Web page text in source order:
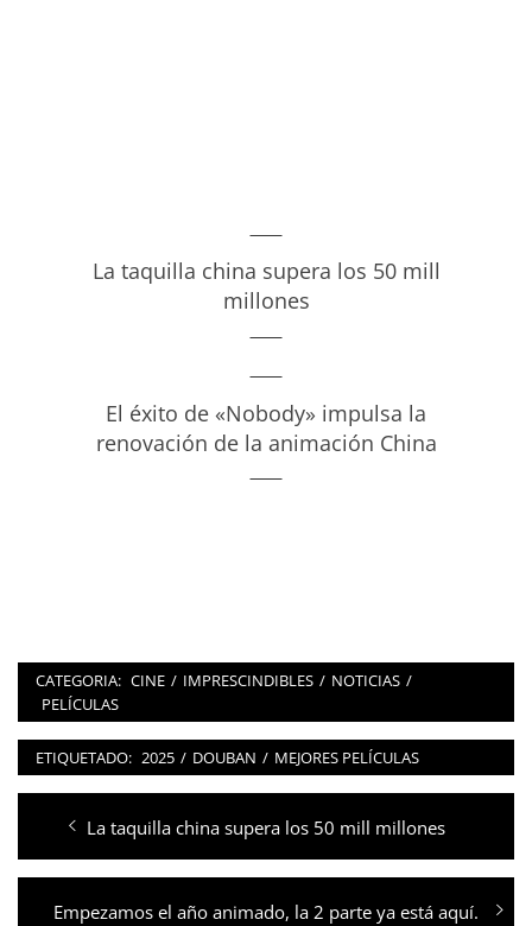
La taquilla china supera los 50 mill
millones
El éxito de «Nobody» impulsa la
renovación de la animación China
CATEGORIA: CINE / IMPRESCINDIBLES / NOTICIAS /
PELÍCULAS
ETIQUETADO: 2025 / DOUBAN / MEJORES PELÍCULAS
Navegación
de
entradas
Entrada
anterior:
La taquilla china supera los 50 mill millones
Entrada
Empezamos el año animado, la 2 parte ya está aquí.